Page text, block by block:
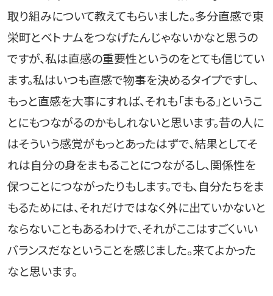
取り組みについて教えてもらいました。多分直感で東
栄町とベトナムをつなげたんじゃないかなと思うの
ですが、私は直感の重要性というのをとても信じてい
ます。私はいつも直感で物事を決めるタイプですし、
もっと直感を大事にすれば、それも「まもる」というこ
とにもつながるのかもしれないと思います。昔の人に
はそういう感覚がもっとあったはずで、結果としてそ
れは自分の身をまもることにつながるし、関係性を
保つことにつながったりもします。でも、自分たちをま
もるためには、それだけではなく外に出ていかないと
ならないこともあるわけで、それがここはすごくいい
バランスだなということを感じました。来てよかった
なと思います。